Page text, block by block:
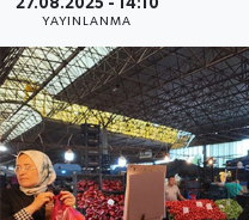
27.08.2025 - 14:10
YAYINLANMA